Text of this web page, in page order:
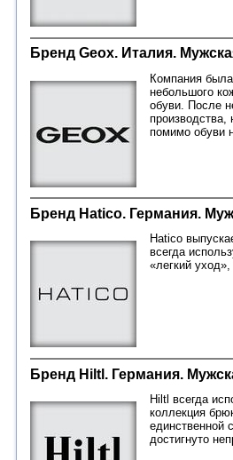
Бренд Geox. Италия.
Компания
небольшого
обуви. После
помимо обуви
Бренд Hatico. Германия.
Hatico
всегда
«легкий
Бренд Hiltl. Германия.
Hiltl всегда
коллекция
единственной
достигнуто